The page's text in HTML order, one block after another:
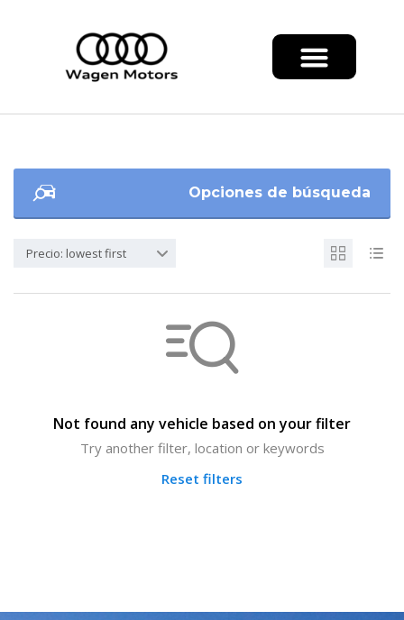
Opciones de búsqueda
Precio: lowest first
Not found any vehicle based on your filter
Try another filter, location or keywords
Reset filters